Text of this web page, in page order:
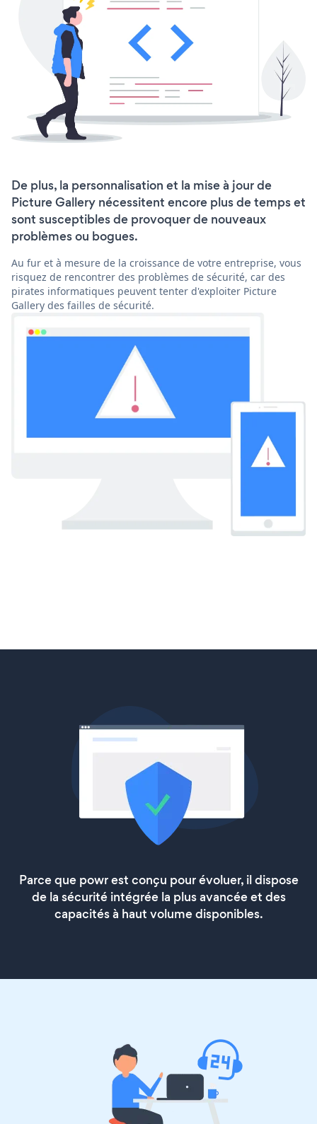
De plus, la personnalisation et la mise à jour de
Picture Gallery nécessitent encore plus de temps et
sont susceptibles de provoquer de nouveaux
problèmes ou bogues.
Au fur et à mesure de la croissance de votre entreprise, vous
risquez de rencontrer des problèmes de sécurité, car des
pirates informatiques peuvent tenter d'exploiter Picture
Gallery des failles de sécurité.
Parce que powr est conçu pour évoluer, il dispose
de la sécurité intégrée la plus avancée et des
capacités à haut volume disponibles.